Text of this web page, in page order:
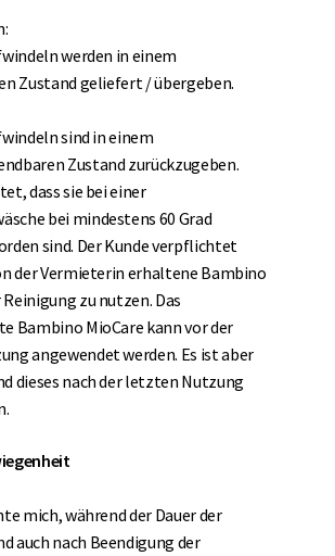
werden in einem
Zustand geliefert / übergeben.
sind in einem
Zustand zurückzugeben.
dass sie bei einer
bei mindestens 60 Grad
sind. Der Kunde verpflichtet
der Vermieterin erhaltene Bambino
Reinigung zu nutzen. Das
Bambino MioCare kann vor der
angewendet werden. Es ist aber
dieses nach der letzten Nutzung
mich, während der Dauer der
auch nach Beendigung der